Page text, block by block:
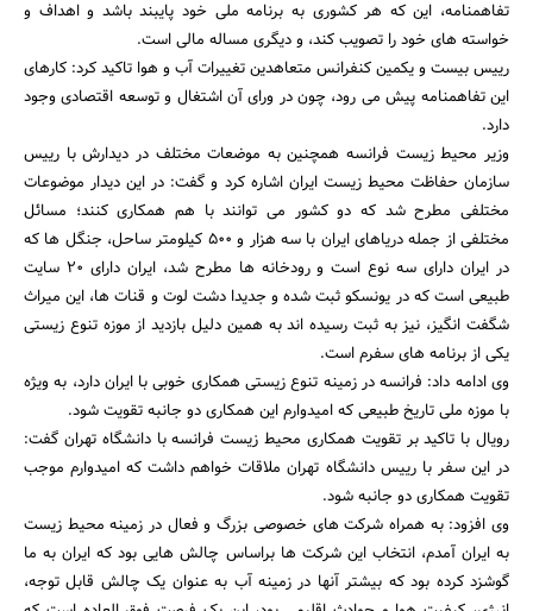
جستجو
تفاهمنامه، این که هر کشوری به برنامه ملی خود پایبند باشد و اهداف و
خواسته های خود را تصویب کند، و دیگری مساله مالی است.
رییس بیست و یکمین کنفرانس متعاهدین تغییرات آب و هوا تاکید کرد: کارهای
این تفاهمنامه پیش می رود، چون در ورای آن اشتغال و توسعه اقتصادی وجود
دارد.
وزیر محیط زیست فرانسه همچنین به موضعات مختلف در دیدارش با رییس
سازمان حفاظت محیط زیست ایران اشاره کرد و گفت: در این دیدار موضوعات
مختلفی مطرح شد که دو کشور می توانند با هم همکاری کنند؛ مسائل
مختلفی از جمله دریاهای ایران با سه هزار و 500 کیلومتر ساحل، جنگل ها که
در ایران دارای سه نوع است و رودخانه ها مطرح شد، ایران دارای 20 سایت
طبیعی است که در یونسکو ثبت شده و جدیدا دشت لوت و قنات ها، این میراث
شگفت انگیز، نیز به ثبت رسیده اند به همین دلیل بازدید از موزه تنوع زیستی
یکی از برنامه های سفرم است.
وی ادامه داد: فرانسه در زمینه تنوع زیستی همکاری خوبی با ایران دارد، به ویژه
با موزه ملی تاریخ طبیعی که امیدوارم این همکاری دو جانبه تقویت شود.
رویال با تاکید بر تقویت همکاری محیط زیست فرانسه با دانشگاه تهران گفت:
در این سفر با رییس دانشگاه تهران ملاقات خواهم داشت که امیدوارم موجب
تقویت همکاری دو جانبه شود.
وی افزود: به همراه شرکت های خصوصی بزرگ و فعال در زمینه محیط زیست
به ایران آمدم، انتخاب این شرکت ها براساس چالش هایی بود که ایران به ما
گوشزد کرده بود که بیشتر آنها در زمینه آب به عنوان یک چالش قابل توجه،